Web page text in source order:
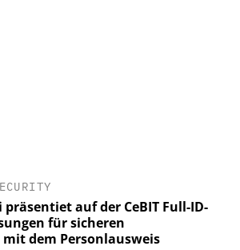
auf der CeBIT Full-ID-
für sicheren
dem Personlausweis